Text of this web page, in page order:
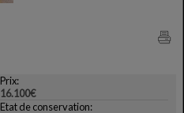
Prix:
16.100€
Etat de conservation: